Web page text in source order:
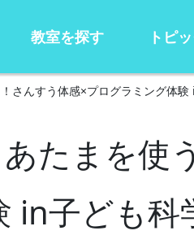
教室を探す トピ
さんすう体感×プログラミング体
たまを使
in子ども